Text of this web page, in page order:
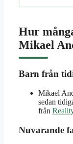
Hur
Mikael
Barn från
Mikael
sedan
från
Nuvarande